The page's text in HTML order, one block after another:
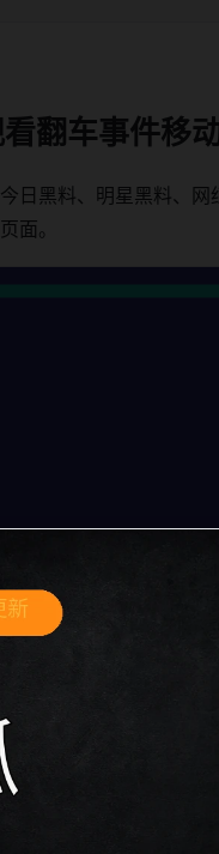
翻车事件移
日黑料、明星黑料、
面。
端专题入口5围绕黑
时优先保持标题、摘